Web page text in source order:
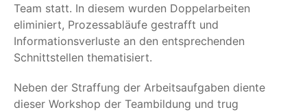
Team statt. In diesem wurden Doppelarbeiten
eliminiert, Prozessabläufe gestrafft und
Informationsverluste an den entsprechenden
Schnittstellen thematisiert.
Neben der Straffung der Arbeitsaufgaben diente
dieser Workshop der Teambildung und trug